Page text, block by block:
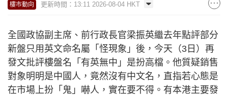
樓市動向 更新時間：13:11 2026-08-04 HKT
全國政協副主席、前行政長官梁振英繼去年點評部分
新盤只用英文命名屬「怪現象」後，今天（3日）再
發文批評樓盤名「有英無中」是扮高檔。他質疑銷售
對象明明是中國人，竟然沒有中文名，直指若心態是
在市場上扮「鬼」嚇人，實在要不得。有本港主要發